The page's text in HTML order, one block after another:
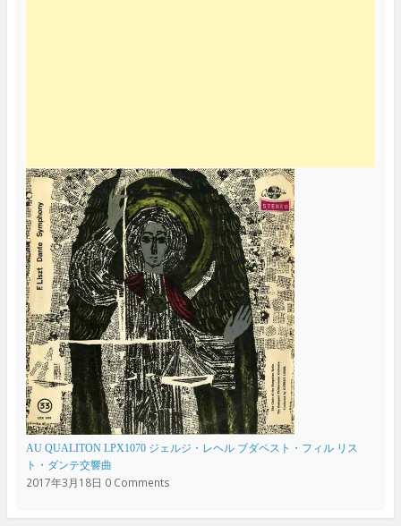
AU QUALITON LPX1070 ジェルジ・レヘル ブダペスト・フィル リス
ト・ダンテ交響曲
2017年3月18日 0 Comments